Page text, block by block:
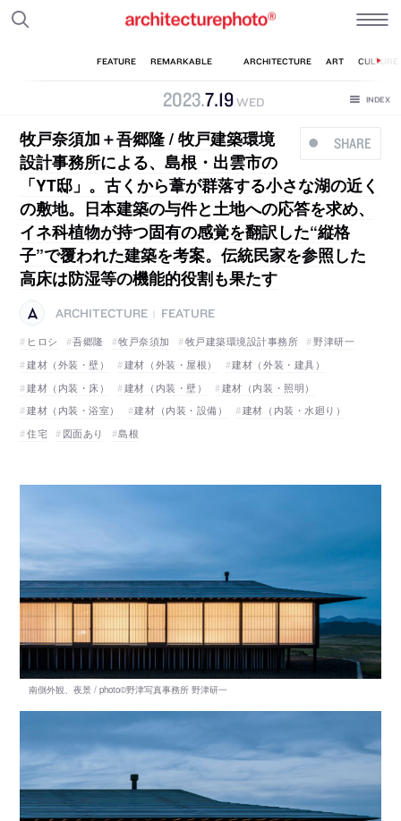
2023.7.19WED
SHARE
牧戸奈須加＋吾郷隆 / 牧戸建築環境
設計事務所による、島根・出雲市の
「YT邸」。古くから葦が群落する小さな湖の近く
の敷地。日本建築の与件と土地への応答を求め、
イネ科植物が持つ固有の感覚を翻訳した“縦格
子”で覆われた建築を考案。伝統民家を参照した
高床は防湿等の機能的役割も果たす
ARCHITECTURE
FEATURE
ヒロシ
吾郷隆 牧戸奈須加 牧戸建築環境設計事務所
野津研一
建材（外装・壁）
建材（外装・屋根）
建材（外装・建具）
建材（内装・床）
建材（内装・壁）
建材（内装・照明）
建材（内装・浴室）
建材（内装・設備）
建材（内装・水廻り）
住宅
図面あり 島根